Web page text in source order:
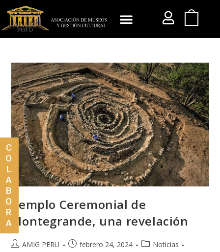
Templo Ceremonial de
Montegrande, una revelación
AMIG PERU febrero 24, 2024
Noticias
C
O
L
A
B
O
R
A